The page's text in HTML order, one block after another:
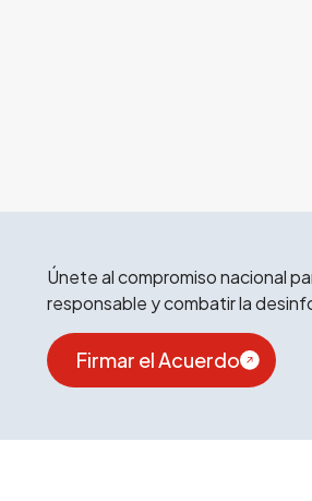
Únete al compromiso nacional
responsable y combatir la
Firmar el Acuerdo